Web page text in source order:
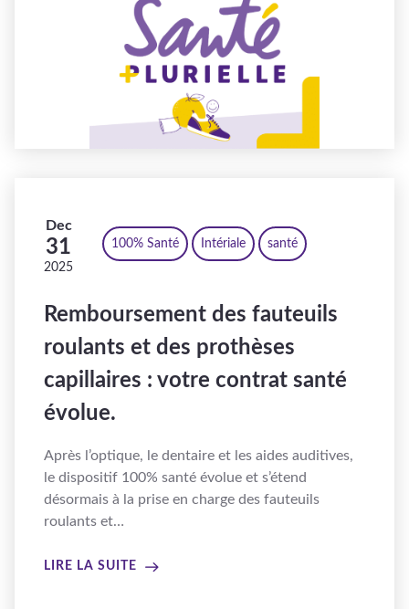
Dec
31
2025
100% Santé Intériale santé
Remboursement des fauteuils
roulants et des prothèses
capillaires : votre contrat santé
évolue.
Après l’optique, le dentaire et les aides auditives,
le dispositif 100% santé évolue et s’étend
désormais à la prise en charge des fauteuils
roulants et…
LIRE LA SUITE